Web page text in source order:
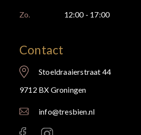
Zo. 12:00 - 17:00
Contact
Stoeldraaierstraat 44
9712 BX Groningen
info@tresbien.nl